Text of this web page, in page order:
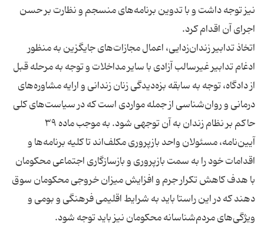
نیز توجه داشت و با تدوین برنامه‌های منسجم و نظارت بر حسن
اتخاذ تدابیر زندان‌زدایی، اعمال مجازات‌های جایگزین به منظور
ادغام تدابیر غیرسالب آزادی با سایر مداخلات و توجه به مرحله قبل
از دادگاه، توجه به سابقه بزه‌دیدگی زنان زندانی و ارایه مشاوره‌های
درمانی و روان‌شناسی از جمله مواردی است که در سیاست‌های کلی
حاکم بر نظام زندان به آن توجهی شود. به موجب ماده ۳۹
آیین‌نامه، مسئولان واحد بازپروری مکلف‌اند تا کلیه برنامه‌ها و
اقدامات خود را به سمت بازپروری و بازسازگاری اجتماعی محکومان
با هدف کاهش تکرار جرم و افزایش میزان خروجی محکومان سوق
دهند که در این راستا باید به شرایط اقلیمی فرهنگی و بومی و